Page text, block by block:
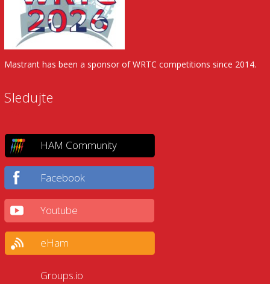
Mastrant has been a sponsor of WRTC competitions since 2014.
Sledujte
HAM Community
Facebook
Youtube
eHam
Groups.io